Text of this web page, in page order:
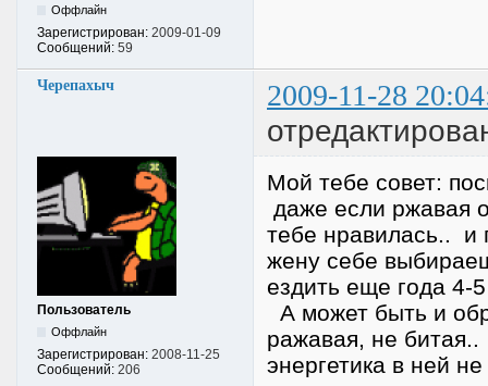
Оффлайн
Зарегистрирован: 2009-01-09
Сообщений: 59
Черепахыч 2009-11-28
Пользователь
Оффлайн
Зарегистрирован: 2008-11-25
Сообщений: 206
Мой тебе совет:
даже если ржавая
тебе нравилась.. и
жену себе
ездить еще года 4-
А может быть и
ражавая, не битая..
энергетика в ней